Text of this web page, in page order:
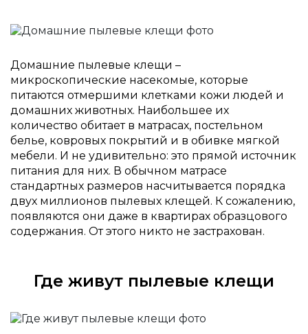
Домашние пылевые клещи –
микроскопические насекомые, которые
питаются отмершими клетками кожи людей и
домашних животных. Наибольшее их
количество обитает в матрасах, постельном
белье, ковровых покрытий и в обивке мягкой
мебели. И не удивительно: это прямой источник
питания для них. В обычном матрасе
стандартных размеров насчитывается порядка
двух миллионов пылевых клещей. К сожалению,
появляются они даже в квартирах образцового
содержания. От этого никто не застрахован.
Где живут пылевые клещи